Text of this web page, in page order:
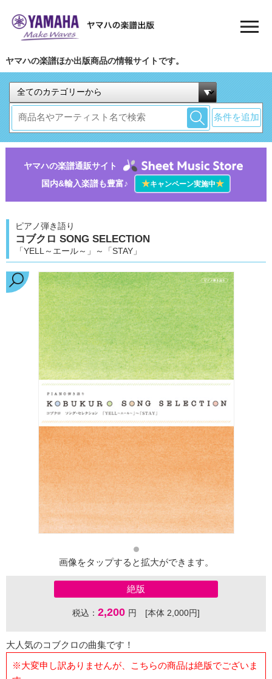
ヤマハの楽譜ほか出版商品の情報サイトです。
条件を追加
ヤマハの楽譜通販サイト
国内&輸入楽譜も豊富♪
★キャンペーン実施中★
ピアノ弾き語り
コブクロ SONG SELECTION
「YELL～エール～」～「STAY」
画像をタップすると拡大ができます。
絶版
税込： 2,200 円 [本体 2,000円]
大人気のコブクロの曲集です！
※大変申し訳ありませんが、こちらの商品は絶版でございま